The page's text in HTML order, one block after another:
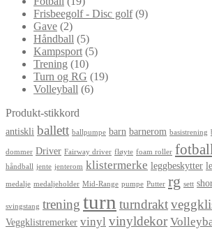
Frisbeegolf - Disc golf (9)
Gave (2)
Håndball (5)
Kampsport (5)
Trening (10)
Turn og RG (19)
Volleyball (6)
Produkt-stikkord
antiskli ballett ballpumpe barn barnerom basistrening
dommer Driver Fairway driver fløyte foam roller fotball
håndball jente jenterom klistermerke leggbeskytter
medalje medaljeholder Mid-Range pumpe Putter rg sett
svingstang trening turn turndrakt
Veggklistremerker vinyl vinyldekor